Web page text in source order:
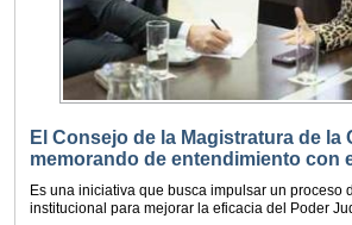
El Consejo de la Magistratura de la
memorando de entendimiento con
Es una iniciativa que busca impulsar un proceso
institucional para mejorar la eficacia del Poder